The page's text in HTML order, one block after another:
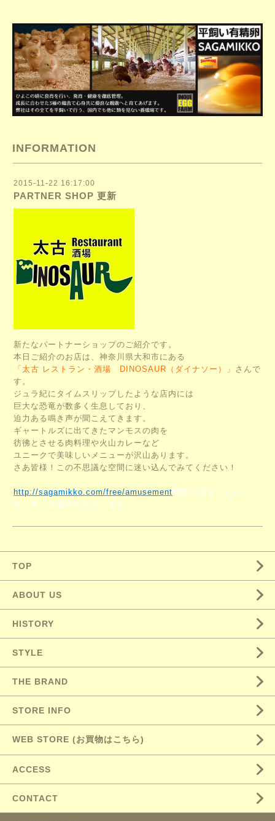
INFORMATION
2015-11-22 16:17:00
PARTNER SHOP 更新
新たなパートナーショップのご紹介です。
本日ご紹介のお店は、神奈川県大和市にある
「太古 レストラン・酒場 DINOSAUR（ダイナソー）」 さんで
す。
ジュラ紀にタイムスリップしたような店内には
巨大な恐竜が数多く生息しており、
迫力ある鳴き声が聞こえてきます。
ギャートルズに出てきたマンモスの肉を
彷彿とさせる肉料理や火山カレーなど
ユニークで美味しいメニューが沢山あります。
さあ皆様！この不思議な空間に迷い込んでみてください！
http://sagamikko.com/free/amusement間近で見ることがで
き、空には翼竜たちがいます。
TOP
ABOUT US
HISTORY
STYLE
THE BRAND
STORE INFO
WEB STORE (お買物はこちら)
ACCESS
CONTACT